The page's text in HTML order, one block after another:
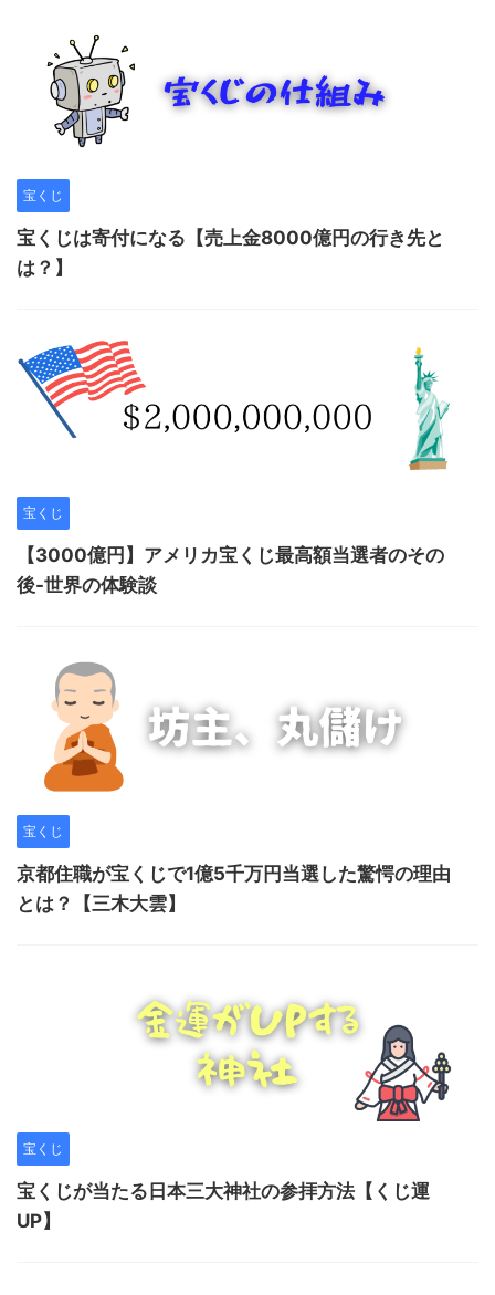
宝くじ
宝くじは寄付になる【売上金8000億円の行き先と
は？】
宝くじ
【3000億円】アメリカ宝くじ最高額当選者のその
後-世界の体験談
宝くじ
京都住職が宝くじで1億5千万円当選した驚愕の理由
とは？【三木大雲】
宝くじ
宝くじが当たる日本三大神社の参拝方法【くじ運
UP】